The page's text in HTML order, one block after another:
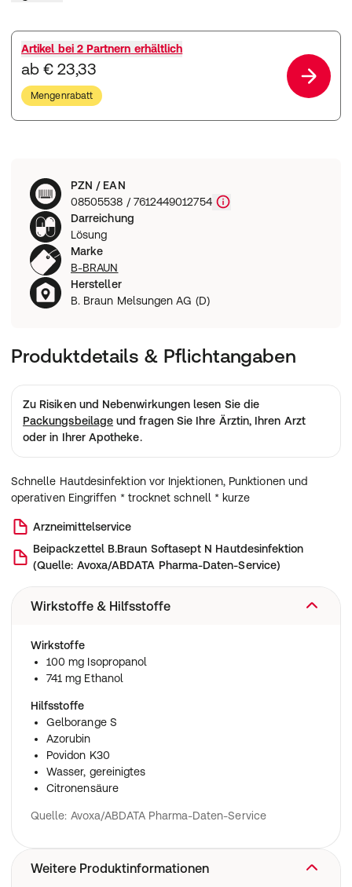
Artikel bei 2 Partnern erhältlich
ab € 23,33
Mengenrabatt
PZN / EAN
08505538 / 7612449012754
Darreichung
Lösung
Marke
B-BRAUN
Hersteller
B. Braun Melsungen AG (D)
Produktdetails & Pflichtangaben
Zu Risiken und Nebenwirkungen lesen Sie die
Packungsbeilage und fragen Sie Ihre Ärztin, Ihren Arzt
oder in Ihrer Apotheke.
Schnelle Hautdesinfektion vor Injektionen, Punktionen und
operativen Eingriffen * trocknet schnell * kurze
Arzneimittelservice
Beipackzettel B.Braun Softasept N Hautdesinfektion
(Quelle: Avoxa/ABDATA Pharma-Daten-Service)
Wirkstoffe & Hilfsstoffe
Wirkstoffe
100 mg Isopropanol
741 mg Ethanol
Hilfsstoffe
Gelborange S
Azorubin
Povidon K30
Wasser, gereinigtes
Citronensäure
Quelle: Avoxa/ABDATA Pharma-Daten-Service
Weitere Produktinformationen